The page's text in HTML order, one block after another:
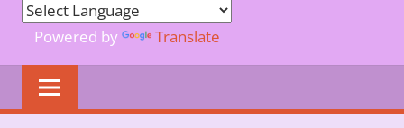
Powered by Translate